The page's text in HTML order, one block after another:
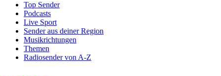
Top Sender
Podcasts
Live Sport
Sender aus deiner Region
Musikrichtungen
Themen
Radiosender von A-Z